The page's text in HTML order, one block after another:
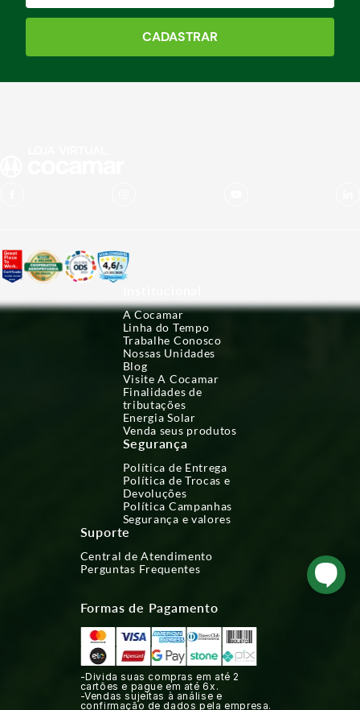
CADASTRAR
A Cocamar
Linha do Tempo
Trabalhe Conosco
Nossas Unidades
Blog
Visite A Cocamar
Finalidades de
tributações
Energia Solar
Venda seus produtos
Segurança
Política de Entrega
Política de Trocas e
Devoluções
Política Campanhas
Segurança e valores
Suporte
Central de Atendimento
Perguntas Frequentes
Formas de Pagamento
-Divida suas compras em até 2
cartões e pague em até 6x.
-Vendas sujeitas à análise e
confirmação de dados pela empresa.